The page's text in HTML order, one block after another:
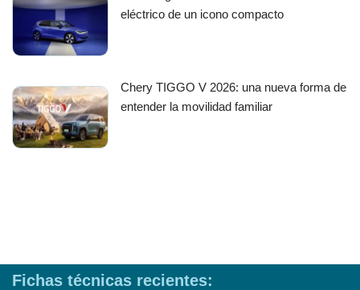
eléctrico de un icono compacto
Chery TIGGO V 2026: una nueva forma de
entender la movilidad familiar
Fichas técnicas recientes: